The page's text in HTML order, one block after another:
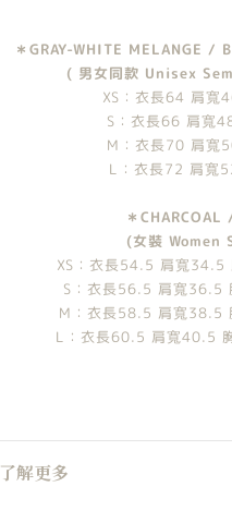
＊GRAY-WHITE MELANGE /
( 男女同款 Unisex
XS：衣長64 肩寬
S：衣長66 肩寬
M：衣長70 肩寬
L：衣長72 肩寬
＊CHARCOAL
(女裝
XS：衣長54.5 肩寬
S：衣長56.5 肩寬36.5
M：衣長58.5 肩寬38.5
L：衣長60.5 肩寬40.5
了解更多